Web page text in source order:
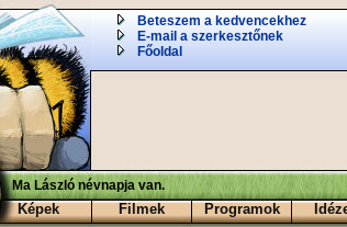
Beteszem a kedvencekhez
E-mail a szerkesztőnek
Főoldal
Ma László névnapja van.
Képek Filmek Programok